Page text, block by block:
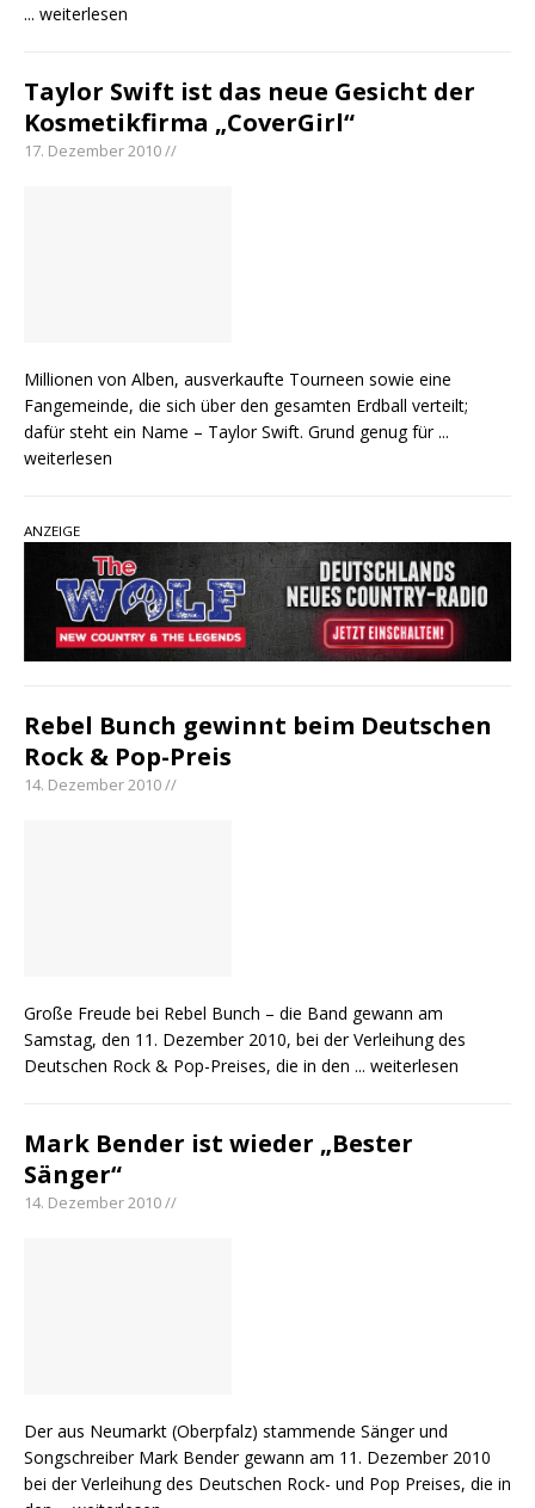
... weiterlesen
Taylor Swift ist das neue Gesicht der
Kosmetikfirma „CoverGirl“
17. Dezember 2010 //
Millionen von Alben, ausverkaufte Tourneen sowie eine
Fangemeinde, die sich über den gesamten Erdball verteilt;
dafür steht ein Name – Taylor Swift. Grund genug für...
weiterlesen
ANZEIGE
Rebel Bunch gewinnt beim Deutschen
Rock & Pop-Preis
14. Dezember 2010 //
Große Freude bei Rebel Bunch – die Band gewann am
Samstag, den 11. Dezember 2010, bei der Verleihung des
Deutschen Rock & Pop-Preises, die in den ... weiterlesen
Mark Bender ist wieder „Bester
Sänger“
14. Dezember 2010 //
Der aus Neumarkt (Oberpfalz) stammende Sänger und
Songschreiber Mark Bender gewann am 11. Dezember 2010
bei der Verleihung des Deutschen Rock- und Pop Preises, die in